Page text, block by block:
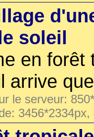
soleil
en forêt
arrive
le serveur: